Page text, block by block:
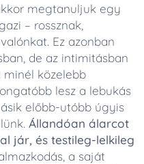
megtanuljuk egy
– rossznak,
Ez azonban
de az intimitásban
minél közelebb
lesz a lebukás
előbb-utóbb úgyis
Állandóan álarcot
jár, és testileg-lelkileg
a saját